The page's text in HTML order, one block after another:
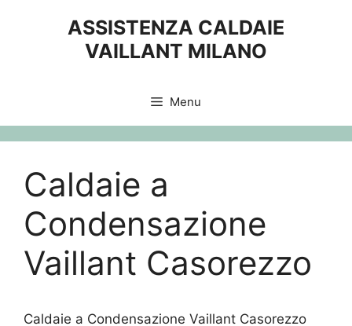
ASSISTENZA CALDAIE
VAILLANT MILANO
Menu
Caldaie a
Condensazione
Vaillant Casorezzo
Caldaie a Condensazione Vaillant Casorezzo